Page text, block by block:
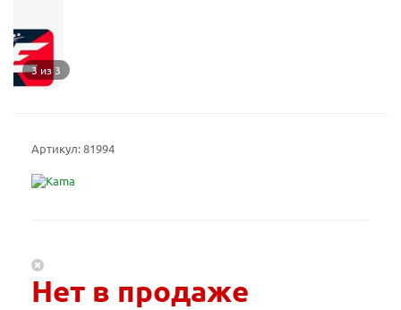
3 из 3
Артикул:81994
Нет в продаже